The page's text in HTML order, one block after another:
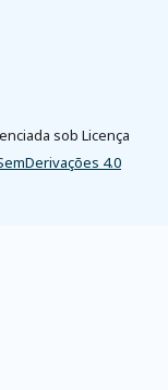
sob Licença
4.0